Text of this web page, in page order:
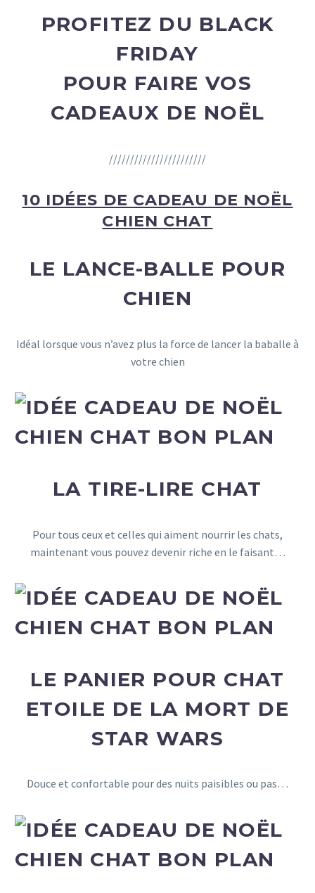
PROFITEZ DU BLACK
FRIDAY
POUR FAIRE VOS
CADEAUX DE NOËL
///////////////////////
10 IDÉES DE CADEAU DE NOËL
CHIEN CHAT
LE LANCE-BALLE POUR
CHIEN
Idéal lorsque vous n’avez plus la force de lancer la baballe à
votre chien
LA TIRE-LIRE CHAT
Pour tous ceux et celles qui aiment nourrir les chats,
maintenant vous pouvez devenir riche en le faisant…
LE PANIER POUR CHAT
ETOILE DE LA MORT DE
STAR WARS
Douce et confortable pour des nuits paisibles ou pas…